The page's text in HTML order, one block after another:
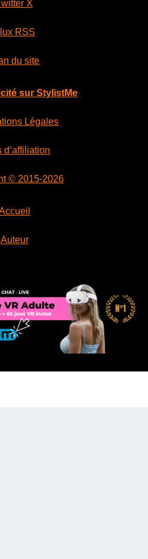
X
RSS
du site
sur StylistMe
Légales
d’affiliation
© 2015-2026
Auteur